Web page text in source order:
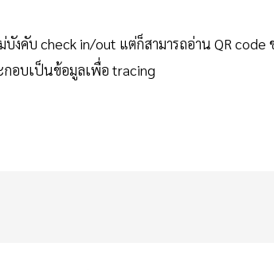
บังคับ check in/out แต่ก็สามารถอ่าน QR
กอบเป็นข้อมูลเพื่อ tracing